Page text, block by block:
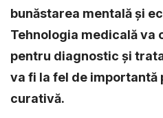
bunăstarea mentală și
Tehnologia medicală
pentru diagnostic și
va fi la fel de
curativă.